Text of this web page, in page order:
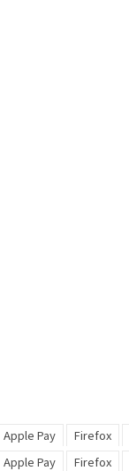
Apple Pay Firefox
Apple Pay Firefox